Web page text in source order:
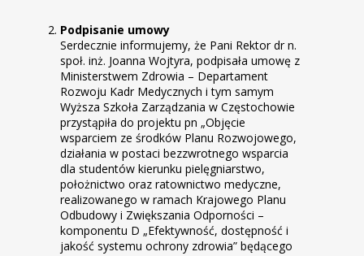
Podpisanie umowy
Serdecznie informujemy, że Pani Rektor dr n.
społ. inż. Joanna Wojtyra, podpisała umowę z
Ministerstwem Zdrowia – Departament
Rozwoju Kadr Medycznych i tym samym
Wyższa Szkoła Zarządzania w Częstochowie
przystąpiła do projektu pn „Objęcie
wsparciem ze środków Planu Rozwojowego,
działania w postaci bezzwrotnego wsparcia
dla studentów kierunku pielęgniarstwo,
położnictwo oraz ratownictwo medyczne,
realizowanego w ramach Krajowego Planu
Odbudowy i Zwiększania Odporności –
komponentu D „Efektywność, dostępność i
jakość systemu ochrony zdrowia” będącego